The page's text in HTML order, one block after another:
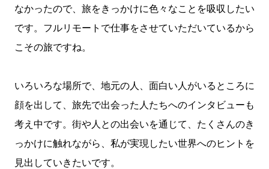
なかったので、旅をきっかけに色々なことを吸収したい
です。フルリモートで仕事をさせていただいているから
こその旅ですね。
いろいろな場所で、地元の人、面白い人がいるところに
顔を出して、旅先で出会った人たちへのインタビューも
考え中です。街や人との出会いを通じて、たくさんのき
っかけに触れながら、私が実現したい世界へのヒントを
見出していきたいです。